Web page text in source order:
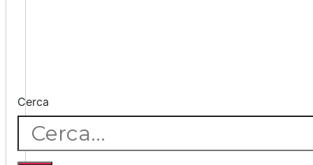
Cerca